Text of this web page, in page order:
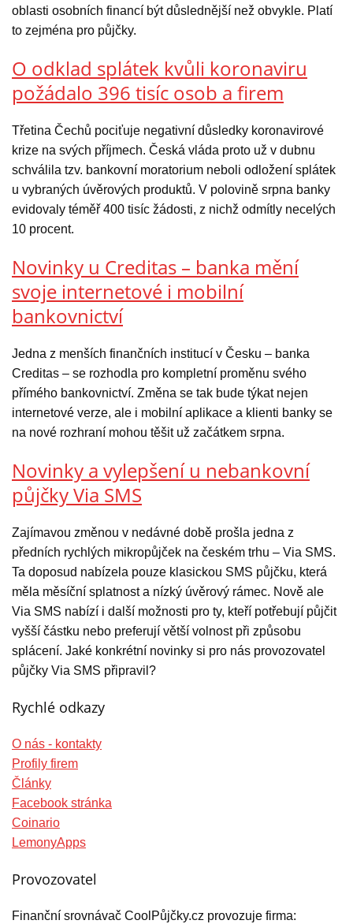
oblasti osobních financí být důslednější než obvykle. Platí
to zejména pro půjčky.
O odklad splátek kvůli koronaviru
požádalo 396 tisíc osob a firem
Třetina Čechů pociťuje negativní důsledky koronavirové
krize na svých příjmech. Česká vláda proto už v dubnu
schválila tzv. bankovní moratorium neboli odložení splátek
u vybraných úvěrových produktů. V polovině srpna banky
evidovaly téměř 400 tisíc žádosti, z nichž odmítly necelých
10 procent.
Novinky u Creditas – banka mění
svoje internetové i mobilní
bankovnictví
Jedna z menších finančních institucí v Česku – banka
Creditas – se rozhodla pro kompletní proměnu svého
přímého bankovnictví. Změna se tak bude týkat nejen
internetové verze, ale i mobilní aplikace a klienti banky se
na nové rozhraní mohou těšit už začátkem srpna.
Novinky a vylepšení u nebankovní
půjčky Via SMS
Zajímavou změnou v nedávné době prošla jedna z
předních rychlých mikropůjček na českém trhu – Via SMS.
Ta doposud nabízela pouze klasickou SMS půjčku, která
měla měsíční splatnost a nízký úvěrový rámec. Nově ale
Via SMS nabízí i další možnosti pro ty, kteří potřebují půjčit
vyšší částku nebo preferují větší volnost při způsobu
splácení. Jaké konkrétní novinky si pro nás provozovatel
půjčky Via SMS připravil?
Rychlé odkazy
O nás - kontakty
Profily firem
Články
Facebook stránka
Coinario
LemonyApps
Provozovatel
Finanční srovnávač CoolPůjčky.cz provozuje firma: